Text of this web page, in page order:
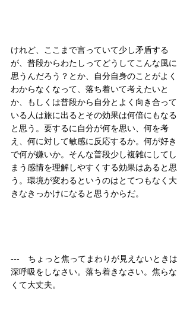
けれど、ここまで言っていて少し矛盾する
が、普段からわたしってどうしてこんな風に
思うんだろう？とか、自分自身のことがよく
わからなくなって、落ち着いて考えたいと
か、もしくは普段から自分とよく向き合って
いる人は旅に出るとその効果は何倍にもなる
と思う。要するに自分が何を思い、何を考
え、何に対して敏感に反応するか。何が好き
で何が嫌いか。そんな普段少し複雑にしてし
まう感情を理解しやすくする効果はあると思
う。環境が変わるというのはとてつもなく大
きなきっかけになると思うからだ。
---　ちょっと焦ってまわりが見えないときは
深呼吸をしなさい。落ち着きなさい。焦らな
くて大丈夫。